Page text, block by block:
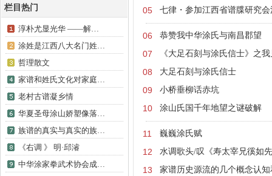
05 七律・参加江西省谱牒研究
06 恭赞我中华涂氏与南昌郡望
07 《大足石刻与涂氏信士》之我
08 大足石刻与涂氏信士
09 小桥垂柳话赤坑
10 ​涂山氏国千年地望之谜破解
11 ​巍巍涂氏赋
12 水调歌头/叹《寿太宰兄徯如
13 家谱历史源流的几个概念认
栏目热门
淳朴尤显光华 ——解…
涂姓是江西八大名门姓…
哲理散文
家谱和姓氏文化对家庭…
​老村古谱凝乡情
华夏圣母涂山娇塑像落…
族谱的真实与真实的族…
《右调 》 明·邱濬
中华涂家拳武术协会成…